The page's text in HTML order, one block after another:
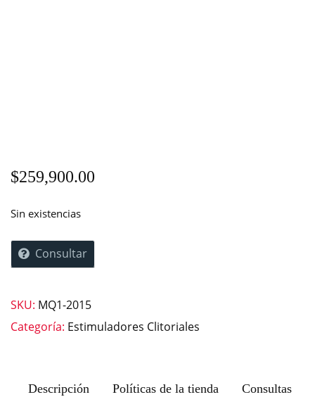
$259,900.00
Sin existencias
Consultar
SKU: MQ1-2015
Categoría: Estimuladores Clitoriales
Descripción Políticas de la tienda Consultas